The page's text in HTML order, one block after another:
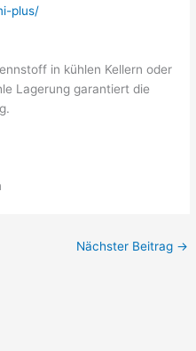
plus/
in kühlen Kellern oder
Lagerung garantiert die
Nächster Beitrag →